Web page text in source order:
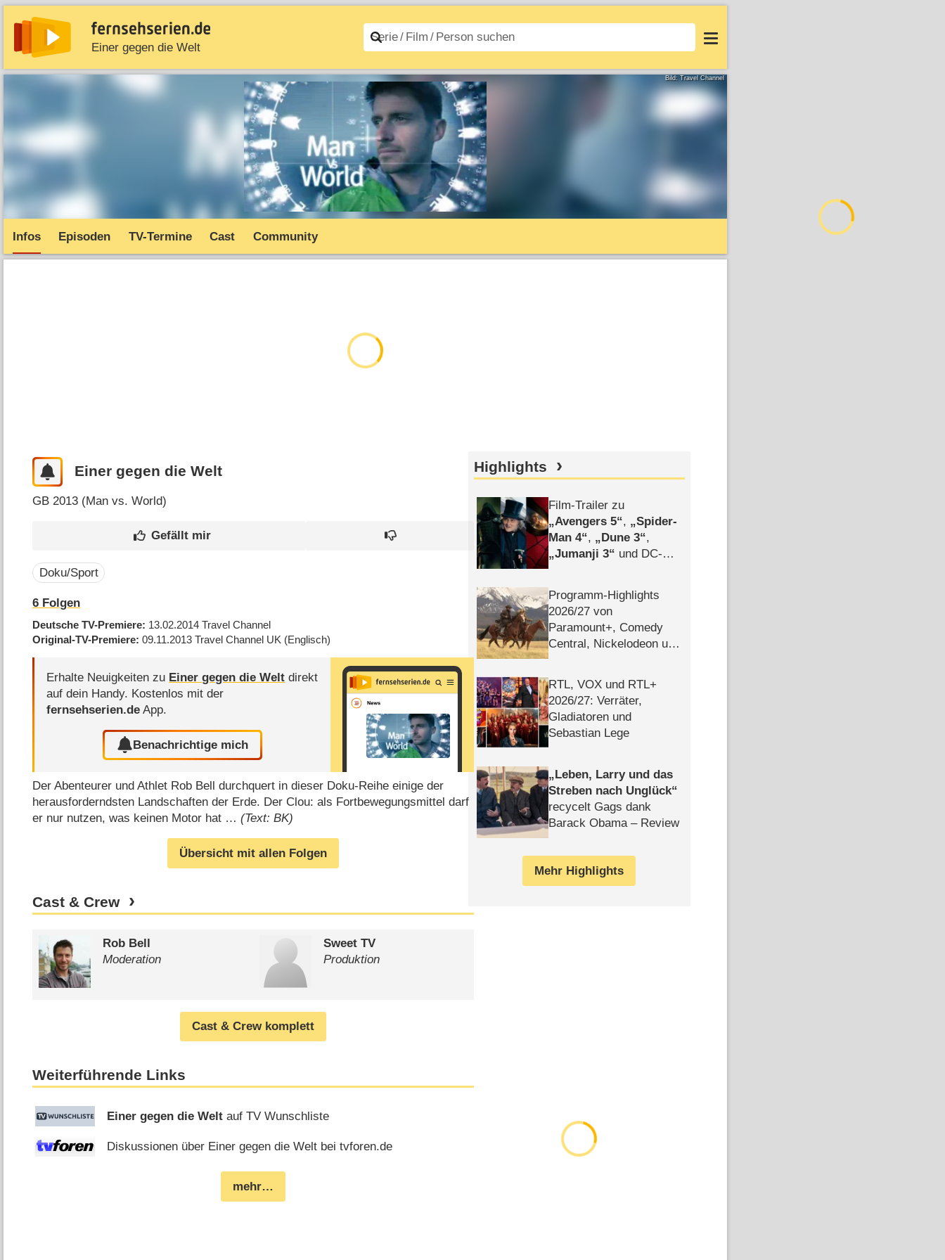
Einer gegen die Welt
News Entdecken Streaming Filme A–Z Login
Bild: Travel Channel
Infos Episoden TV-Termine Cast Community
Einer gegen die Welt
GB 2013 (Man vs. World)
Doku/Sport
6 Folgen
Deutsche TV-Premiere 13.02.2014Travel Channel
Original-TV-Premiere 09.11.2013Travel Channel UK (Englisch)
Erhalte Neuigkeiten zu Einer gegen die Welt direkt
auf dein Handy. Kostenlos mit der
fernsehserien.de App.
Benachrichtige mich
Der Abenteurer und Athlet Rob Bell durchquert in dieser Doku-Reihe einige der
herausforderndsten Landschaften der Erde. Der Clou: als Fortbewegungsmittel darf
er nur nutzen, was keinen Motor hat …(Text: BK)
Übersicht mit allen Folgen
Cast & Crew
Rob Bell
Moderation
Sweet TV
Produktion
Cast & Crew komplett
Weiterführende Links
Einer gegen die Welt auf TV Wunschliste
Diskussionen über Einer gegen die Welt bei tvforen.de
mehr…
Highlights
Film-Trailer zu
Avengers 5 ,
Spider-
Man 4 , Dune 3 ,
Jumanji 3
und DC-
Programm-Highlights
2026/​27 von
Paramount+, Comedy
Central, Nickelodeon und
RTL, VOX und RTL+
2026/​27: Verräter,
Gladiatoren und
Sebastian Lege
Leben, Larry und das
Streben nach Unglück
recycelt Gags dank
Barack Obama – Review
Mehr Highlights